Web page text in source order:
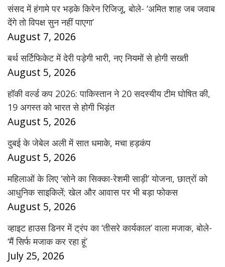
संसद में हंगामे पर भड़के किरेन रिजिजू, बोले- ‘अमित शाह जब जवाब
देंगे तो विपक्ष सुन नहीं पाएगा’
August 7, 2026
बर्थ सर्टिफिकेट में देरी पड़ेगी भारी, नए नियमों से होगी सख्ती
August 5, 2026
हॉकी वर्ल्ड कप 2026: पाकिस्तान ने 20 सदस्यीय टीम घोषित की,
19 अगस्त को भारत से होगी भिड़ंत
August 5, 2026
दुबई के जेबेल अली में सात धमाके, मचा हड़कंप
August 5, 2026
महिलाओं के लिए ‘सोने का सिक्का-रेशमी साड़ी’ योजना, छात्रों को
आधुनिक साइकिलें; खेल और आवास पर भी बड़ा फोकस
August 5, 2026
व्हाइट हाउस डिनर में ट्रंप का ‘तीसरे कार्यकाल’ वाला मजाक, बोले-
‘मैं सिर्फ मजाक कर रहा हूं’
July 25, 2026